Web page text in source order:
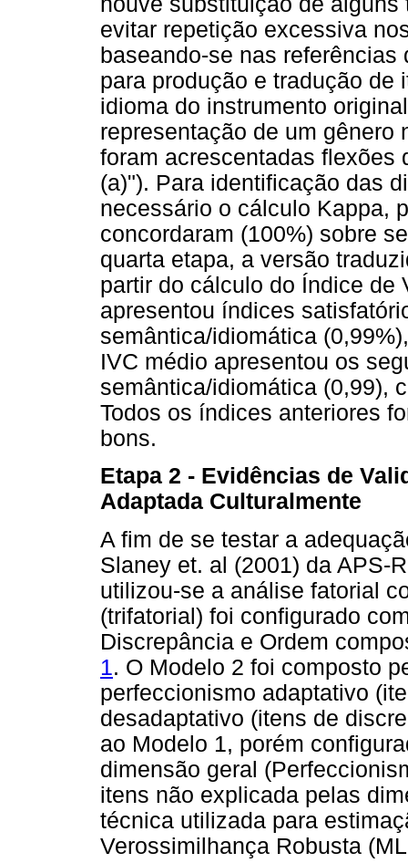
evitar repetição excessiva
baseando-se nas
para produção e tradução de
idioma do instrumento
representação de um gênero
foram acrescentadas flexões
(a)"). Para identificação das
necessário o cálculo Kappa,
concordaram (100%) sobre
quarta etapa, a versão
partir do cálculo do Índice de
apresentou índices
semântica/idiomática
IVC médio apresentou os
semântica/idiomática (0,99),
Todos os índices anteriores
bons.
Etapa 2 - Evidências de
Adaptada Culturalmente
A fim de se testar a
Slaney et. al (2001) da APS-
utilizou-se a análise fatorial
(trifatorial) foi configurado
Discrepância e Ordem
1. O Modelo 2 foi composto
perfeccionismo adaptativo
desadaptativo (itens de
ao Modelo 1, porém
dimensão geral
itens não explicada pelas
técnica utilizada para
Verossimilhança Robusta